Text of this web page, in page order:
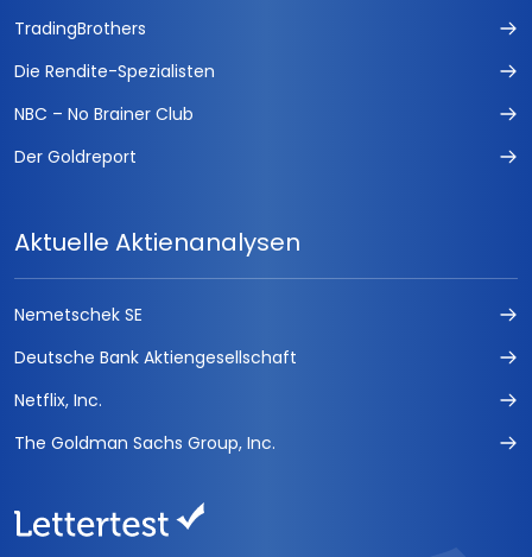
TradingBrothers
Die Rendite-Spezialisten
NBC – No Brainer Club
Der Goldreport
Aktuelle Aktienanalysen
Nemetschek SE
Deutsche Bank Aktiengesellschaft
Netflix, Inc.
The Goldman Sachs Group, Inc.